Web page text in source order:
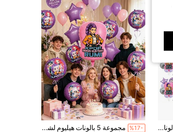
KPop Demon Hunters بالونات زينة ملونة بالوردي والأرقام لحفلة عيد ميلاد الفتيات، إمدادات حفلة تعميد الطفل، هدايا، ألعاب %17- مجموعة 5 بالونات هيليوم لشخصيات الأنمي، بالونات مايلر معدنية لامعة باللون البنفسجي والوردي على شكل نجمة ودائرة، ذاتية الإغلاق وقابلة لإعادة الاستخدام، ديكور حفلة عيد ميلاد لمحبي الأنمي للاستخدام الداخلي والخارجي